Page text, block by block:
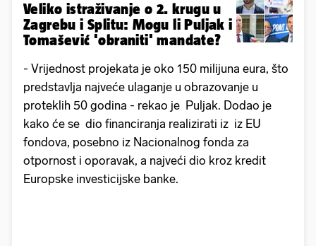
Veliko istraživanje o 2. krugu u
Zagrebu i Splitu: Mogu li Puljak i
Tomašević 'obraniti' mandate?
- Vrijednost projekata je oko 150 milijuna eura, što
predstavlja najveće ulaganje u obrazovanje u
proteklih 50 godina - rekao je Puljak. Dodao je
kako će se dio financiranja realizirati iz iz EU
fondova, posebno iz Nacionalnog fonda za
otpornost i oporavak, a najveći dio kroz kredit
Europske investicijske banke.